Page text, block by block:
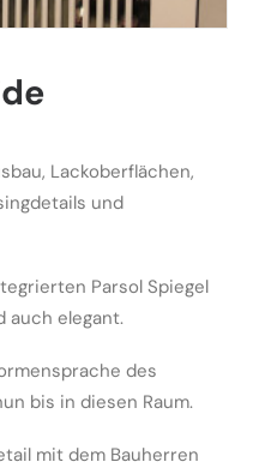
Lackoberflächen,
und
Parsol Spiegel
auch elegant.
des
bis in diesen Raum.
mit dem Bauherren